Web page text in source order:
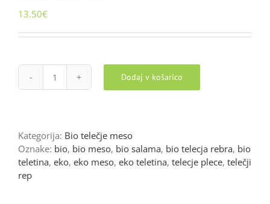
13.50€
BIO
Dodaj v košarico
Kategorija: Bio telečje meso
Oznake: bio, bio meso, bio salama, bio telecja rebra, bio
teletina, eko, eko meso, eko teletina, telecje plece, telečji
rep